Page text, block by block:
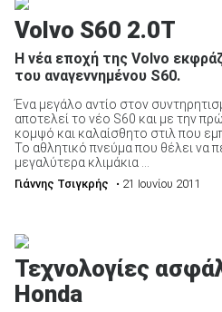
Volvo S60 2.0T
Η νέα εποχή της Volvo
του αναγεννημένου S60.
Ένα μεγάλο αντίο στον
αποτελεί το νέο S60 και με την
κομψό και καλαίσθητο στιλ που
Το αθλητικό πνεύμα που θέλει να
μεγαλύτερα κλιμάκια ...
Γιάννης Τσιγκρής • 21 Ιουνίου 2011
Τεχνολογίες
Honda